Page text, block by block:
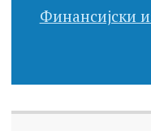
Финансијски